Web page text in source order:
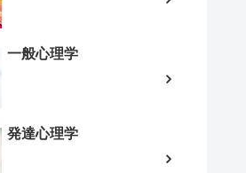
一般心理学
発達心理学